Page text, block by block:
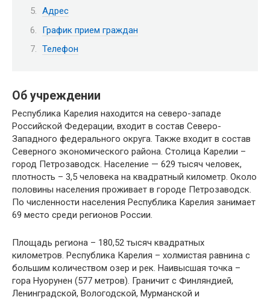
Адрес
График прием граждан
Телефон
Об учреждении
Республика Карелия находится на северо-западе
Российской Федерации, входит в состав Северо-
Западного федерального округа. Также входит в состав
Северного экономического района. Столица Карелии –
город Петрозаводск. Население — 629 тысяч человек,
плотность – 3,5 человека на квадратный километр. Около
половины населения проживает в городе Петрозаводск.
По численности населения Республика Карелия занимает
69 место среди регионов России.
Площадь региона – 180,52 тысяч квадратных
километров. Республика Карелия – холмистая равнина с
большим количеством озер и рек. Наивысшая точка –
гора Нуорунен (577 метров). Граничит с Финляндией,
Ленинградской, Вологодской, Мурманской и